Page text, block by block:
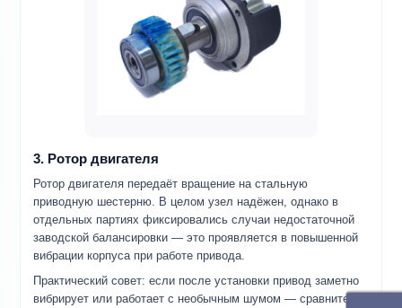
3. Ротор двигателя
Ротор двигателя передаёт вращение на стальную
приводную шестерню. В целом узел надёжен, однако в
отдельных партиях фиксировались случаи недостаточной
заводской балансировки — это проявляется в повышенной
вибрации корпуса при работе привода.
Практический совет: если после установки привод заметно
вибрирует или работает с необычным шумом — сравните с